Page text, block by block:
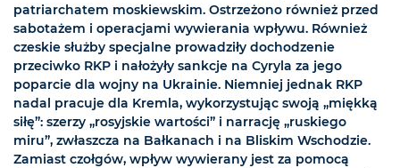
patriarchatem moskiewskim. Ostrzeżono również przed
sabotażem i operacjami wywierania wpływu. Również
czeskie służby specjalne prowadziły dochodzenie
przeciwko RKP i nałożyły sankcje na Cyryla za jego
poparcie dla wojny na Ukrainie. Niemniej jednak RKP
nadal pracuje dla Kremla, wykorzystując swoją „miękką
siłę”: szerzy „rosyjskie wartości” i narrację „ruskiego
miru”, zwłaszcza na Bałkanach i na Bliskim Wschodzie.
Zamiast czołgów, wpływ wywierany jest za pomocą